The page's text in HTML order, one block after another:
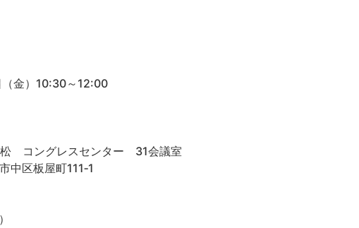
（金）10:30～12:00
松 コングレスセンター 31会議室
中区板屋町111‐1